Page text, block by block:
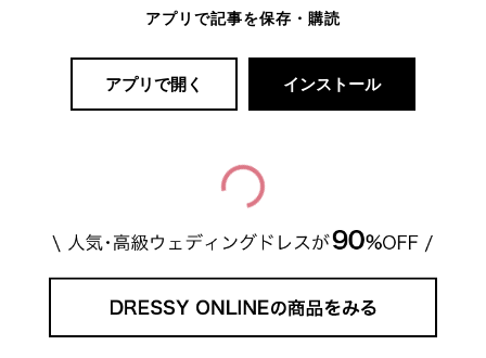
アプリで記事を保存・購読
アプリで開く インストール